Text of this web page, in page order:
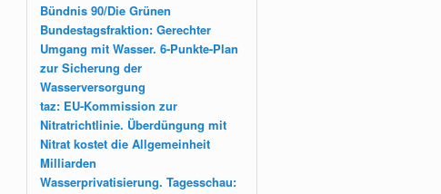
Bündnis 90/Die Grünen
Bundestagsfraktion: Gerechter
Umgang mit Wasser. 6-Punkte-Plan
zur Sicherung der
Wasserversorgung
taz: EU-Kommission zur
Nitratrichtlinie. Überdüngung mit
Nitrat kostet die Allgemeinheit
Milliarden
Wasserprivatisierung. Tagesschau: